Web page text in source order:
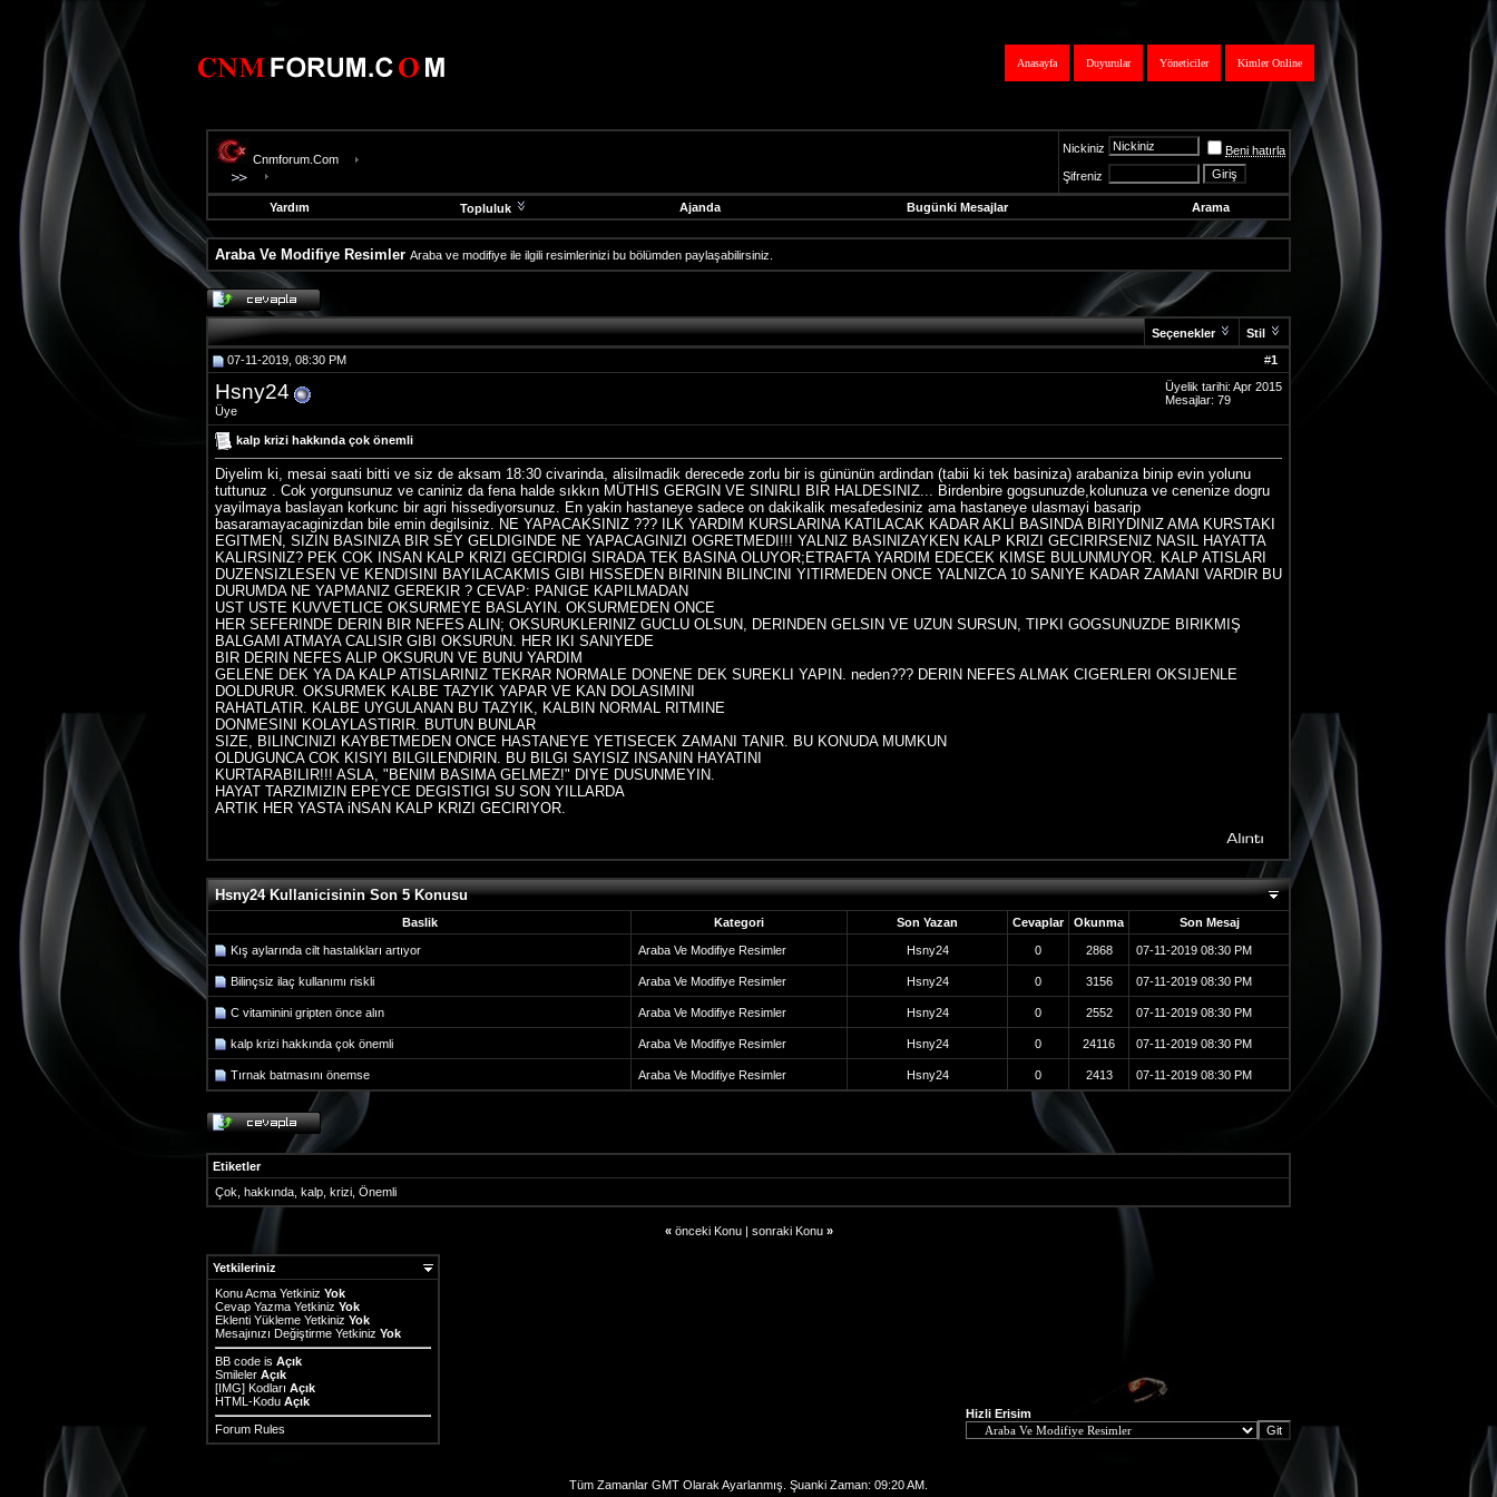
Kimler Online
Yöneticiler
Duyurular
Anasayfa
Cnmforum.Com
Nickiniz
Beni hatırla
Şifreniz
Yardım Topluluk Ajanda Bugünki Mesajlar Arama
Araba Ve Modifiye Resimler Araba ve modifiye ile ilgili resimlerinizi bu bölümden paylaşabilirsiniz.
evooli
fethiye
escort
gaziantep
escort
gaziantep
escort
Seçenekler
Stil
#1
07-11-2019, 08:30 PM
Hsny24
Üye
Üyelik tarihi: Apr 2015
Mesajlar: 79
kalp krizi hakkında çok önemli
Diyelim ki, mesai saati bitti ve siz de aksam 18:30 civarinda, alisilmadik derecede zorlu bir is gününün ardindan (tabii ki tek basiniza) arabaniza binip evin yolunu
tuttunuz . Cok yorgunsunuz ve caniniz da fena halde sıkkın MÜTHIS GERGIN VE SINIRLI BIR HALDESINIZ... Birdenbire gogsunuzde,kolunuza ve cenenize dogru
yayilmaya baslayan korkunc bir agri hissediyorsunuz. En yakin hastaneye sadece on dakikalik mesafedesiniz ama hastaneye ulasmayi basarip
basaramayacaginizdan bile emin degilsiniz. NE YAPACAKSINIZ ??? ILK YARDIM KURSLARINA KATILACAK KADAR AKLI BASINDA BIRIYDINIZ AMA KURSTAKI
EGITMEN, SIZIN BASINIZA BIR SEY GELDIGINDE NE YAPACAGINIZI OGRETMEDI!!! YALNIZ BASINIZAYKEN KALP KRIZI GECIRIRSENIZ NASIL HAYATTA
KALIRSINIZ? PEK COK INSAN KALP KRIZI GECIRDIGI SIRADA TEK BASINA OLUYOR;ETRAFTA YARDIM EDECEK KIMSE BULUNMUYOR. KALP ATISLARI
DUZENSIZLESEN VE KENDISINI BAYILACAKMIS GIBI HISSEDEN BIRININ BILINCINI YITIRMEDEN ONCE YALNIZCA 10 SANIYE KADAR ZAMANI VARDIR BU
DURUMDA NE YAPMANIZ GEREKIR ? CEVAP: PANIGE KAPILMADAN
UST USTE KUVVETLICE OKSURMEYE BASLAYIN. OKSURMEDEN ONCE
HER SEFERINDE DERIN BIR NEFES ALIN; OKSURUKLERINIZ GUCLU OLSUN, DERINDEN GELSIN VE UZUN SURSUN, TIPKI GOGSUNUZDE BIRIKMIŞ
BALGAMI ATMAYA CALISIR GIBI OKSURUN. HER IKI SANIYEDE
BIR DERIN NEFES ALIP OKSURUN VE BUNU YARDIM
GELENE DEK YA DA KALP ATISLARINIZ TEKRAR NORMALE DONENE DEK SUREKLI YAPIN. neden??? DERIN NEFES ALMAK CIGERLERI OKSIJENLE
DOLDURUR. OKSURMEK KALBE TAZYIK YAPAR VE KAN DOLASIMINI
RAHATLATIR. KALBE UYGULANAN BU TAZYIK, KALBIN NORMAL RITMINE
DONMESINI KOLAYLASTIRIR. BUTUN BUNLAR
SIZE, BILINCINIZI KAYBETMEDEN ONCE HASTANEYE YETISECEK ZAMANI TANIR. BU KONUDA MUMKUN
OLDUGUNCA COK KISIYI BILGILENDIRIN. BU BILGI SAYISIZ INSANIN HAYATINI
KURTARABILIR!!! ASLA, "BENIM BASIMA GELMEZ!" DIYE DUSUNMEYIN.
HAYAT TARZIMIZIN EPEYCE DEGISTIGI SU SON YILLARDA
ARTIK HER YASTA iNSAN KALP KRIZI GECIRIYOR.
Hsny24 Kullanicisinin Son 5 Konusu
Baslik Kategori Son Yazan Cevaplar Okunma Son Mesaj
Kış aylarında cilt hastalıkları artıyor Araba Ve Modifiye Resimler Hsny24 0 2868 07-11-2019 08:30 PM
Bilinçsiz ilaç kullanımı riskli Araba Ve Modifiye Resimler Hsny24 0 3156 07-11-2019 08:30 PM
C vitaminini gripten önce alın Araba Ve Modifiye Resimler Hsny24 0 2552 07-11-2019 08:30 PM
kalp krizi hakkında çok önemli Araba Ve Modifiye Resimler Hsny24 0 24116 07-11-2019 08:30 PM
Tırnak batmasını önemse Araba Ve Modifiye Resimler Hsny24 0 2413 07-11-2019 08:30 PM
Etiketler
Çok hakkında kalp krizi Önemli
« önceki Konu| sonraki Konu »
Yetkileriniz
Konu Acma Yetkiniz Yok
Cevap Yazma Yetkiniz Yok
Eklenti Yükleme Yetkiniz Yok
Mesajınızı Değiştirme Yetkiniz Yok
BB code is Açık
Smileler Açık
[IMG] Kodları Açık
HTML-Kodu Açık
Forum Rules
Hizli Erisim
Tüm Zamanlar GMT Olarak Ayarlanmış. Şuanki Zaman: 09:20 AM